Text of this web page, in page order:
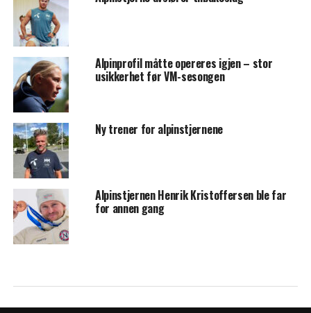
Alpinprofil måtte opereres igjen – stor
usikkerhet før VM-sesongen
Ny trener for alpinstjernene
Alpinstjernen Henrik Kristoffersen ble far
for annen gang